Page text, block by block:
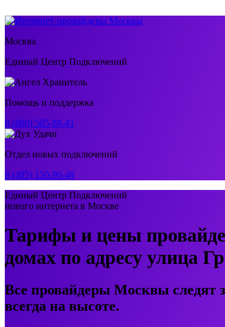
Москва
Единый Центр Подключений
Помощь и поддержка
8 (800) 505-88-41
Отдел новых подключений
8 (495) 150-90-48
Единый Центр Подключений
нового интернета в Москве
Тарифы и цены
домах по адресу улица
Все провайдеры Москвы следят
всегда на высоте.